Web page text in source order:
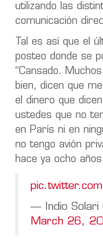
utilizando las
comunicación
Tal es así que el
posteo donde se
“Cansado.
bien, dicen que
el dinero que
ustedes que no
en París ni en
no tengo avión
hace ya ocho
— Indio Solari
March 26,